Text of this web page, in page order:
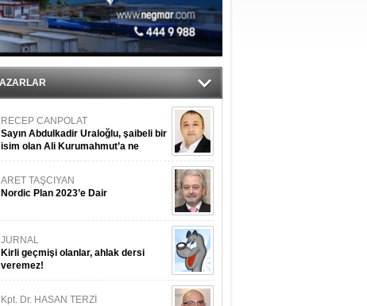
ekliyor
istiyor
RECEP CANPOLAT
Sayın Abdulkadir Uraloğlu, şaibeli bir
isim olan Ali Kurumahmut’a ne
danışıyorsunuz?
ARET TAŞCIYAN
Nordic Plan 2023’e Dair
JURNAL
Kirli geçmişi olanlar, ahlak dersi
veremez!
Kpt. Dr. HASAN TERZİ